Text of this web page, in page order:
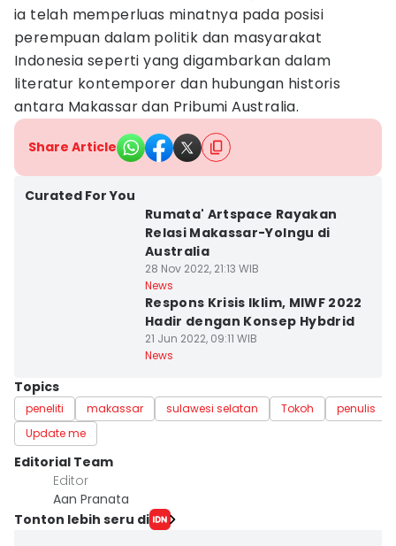
ia telah memperluas minatnya pada posisi
perempuan dalam politik dan masyarakat
Indonesia seperti yang digambarkan dalam
literatur kontemporer dan hubungan historis
antara Makassar dan Pribumi Australia.
Share Article
Curated For You
Rumata' Artspace Rayakan
Relasi Makassar-Yolngu di
Australia
28 Nov 2022, 21:13 WIB
News
Respons Krisis Iklim, MIWF 2022
Hadir dengan Konsep Hybdrid
21 Jun 2022, 09:11 WIB
News
Topics
peneliti makassar sulawesi selatan Tokoh
penulis
Update me
Editorial Team
Editor
Aan Pranata
Tonton lebih seru di